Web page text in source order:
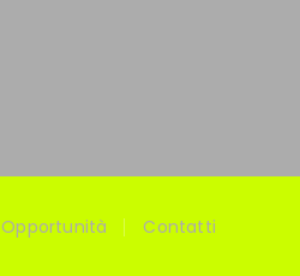
Opportunità Contatti